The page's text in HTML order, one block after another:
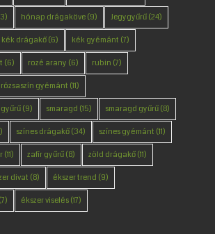
hónap drágaköve(9) Jegygyűrű(24)
kék drágakő(6) kék gyémánt (7)
(6) rozé arany (6) rubin (7)
rózsaszín gyémánt (11)
(9) smaragd (15) smaragd gyűrű(8)
színes drágakő(34) színes gyémánt (11)
(11) zafír gyűrű(8) zöld drágakő(11)
divat (8) ékszer trend (9)
(7) ékszer viselés(17)